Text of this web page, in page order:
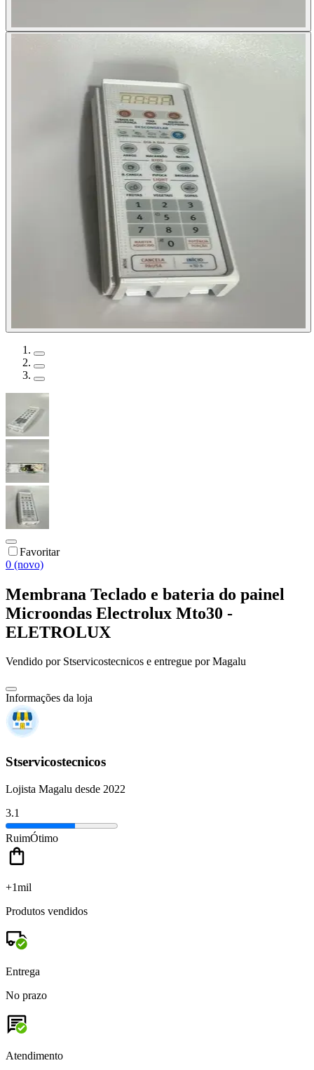
Favoritar
0 (novo)
Membrana Teclado e bateria do painel
Microondas Electrolux Mto30 -
ELETROLUX
Vendido por Stservicostecnicos e entregue por Magalu
Informações da loja
Stservicostecnicos
Lojista Magalu desde 2022
3.1
RuimÓtimo
+1mil
Produtos vendidos
Entrega
No prazo
Atendimento